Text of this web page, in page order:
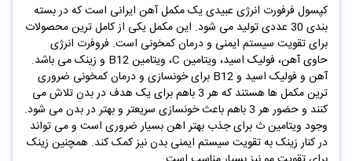
کپسول فرفورت انرژی عبیدی یک مکمل آهن ایرانی است که در بسته
بندی 30 عددی تولید می شود. این مکمل یکی از کامل ترین محصولات
برای تقویت سیستم ایمنی و درمان کمخونی است. فروفرت انرژی
حاوی آهن، فولیک اسید، ویتامین C، ویتامین B12 و زینک می باشد.
آهن و فولیک اسید و B12 برای خونسازی و درمان کمخونی ضروری
ترین مکمل ها هستند که هر 3 باهم برای یک هدف در بدن تلاش می
کنند و حضور هر 3 باهم باعث خونسازی سریعتر و بهتر در بدن می شود.
وجود ویتامین ث برای جذب بهتر اهن بسیار ضروری است و می تواند
در کنار زینک به تقویت سیستم ایمنی بدن نیز کمک کند. همچنین زینک